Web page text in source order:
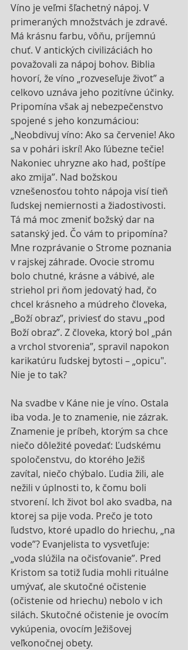
Víno je veľmi šľachetný nápoj. V
primeraných množstvách je zdravé.
Má krásnu farbu, vôňu, príjemnú
chuť. V antických civilizáciách ho
považovali za nápoj bohov. Biblia
hovorí, že víno „rozveseľuje život” a
celkovo uznáva jeho pozitívne účinky.
Pripomína však aj nebezpečenstvo
spojené s jeho konzumáciou:
„Neobdivuj víno: Ako sa červenie! Ako
sa v pohári iskrí! Ako ľúbezne tečie!
Nakoniec uhryzne ako had, poštípe
ako zmija”. Nad božskou
vznešenosťou tohto nápoja visí tieň
ľudskej nemiernosti a žiadostivosti.
Tá má moc zmeniť božský dar na
satanský jed. Čo vám to pripomína?
Mne rozprávanie o Strome poznania
v rajskej záhrade. Ovocie stromu
bolo chutné, krásne a vábivé, ale
striehol pri ňom jedovatý had, čo
chcel krásneho a múdreho človeka,
„Boží obraz”, priviesť do stavu „pod
Boží obraz”. Z človeka, ktorý bol „pán
a vrchol stvorenia”, spravil napokon
karikatúru ľudskej bytosti – „opicu".
Nie je to tak?
Na svadbe v Káne nie je víno. Ostala
iba voda. Je to znamenie, nie zázrak.
Znamenie je príbeh, ktorým sa chce
niečo dôležité povedať: Ľudskému
spoločenstvu, do ktorého Ježiš
zavítal, niečo chýbalo. Ľudia žili, ale
nežili v úplnosti to, k čomu boli
stvorení. Ich život bol ako svadba, na
ktorej sa pije voda. Prečo je toto
ľudstvo, ktoré upadlo do hriechu, „na
vode”? Evanjelista to vysvetľuje:
„voda slúžila na očisťovanie”. Pred
Kristom sa totiž ľudia mohli rituálne
umývať, ale skutočné očistenie
(očistenie od hriechu) nebolo v ich
silách. Skutočné očistenie je ovocím
vykúpenia, ovocím Ježišovej
veľkonočnej obety.